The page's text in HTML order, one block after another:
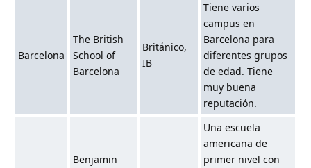
Barcelona
The British
School of
Barcelona
Británico,
IB
Tiene varios
campus en
Barcelona para
diferentes grupos
de edad. Tiene
muy buena
reputación.
Benjamin
Una escuela
americana de
primer nivel con